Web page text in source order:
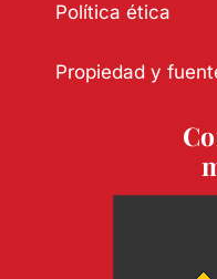
Política ética
Propiedad y